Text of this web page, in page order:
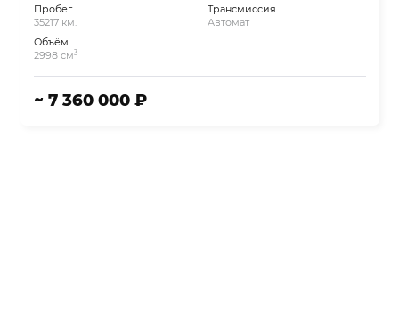
Пробег
35217 км.
Объём
2998 см3
Трансмиссия
Автомат
~ 7 360 000 ₽